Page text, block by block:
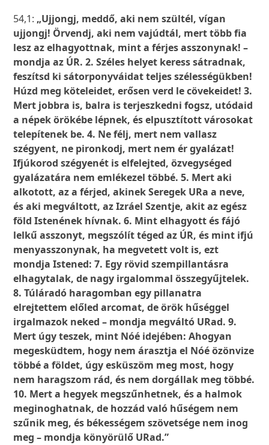
54,1: „Ujjongj, meddő, aki nem szültél, vígan
ujjongj! Örvendj, aki nem vajúdtál, mert több fia
lesz az elhagyottnak, mint a férjes asszonynak! –
mondja az ÚR. 2. Széles helyet keress sátradnak,
feszítsd ki sátorponyváidat teljes szélességükben!
Húzd meg köteleidet, erősen verd le cövekeidet! 3.
Mert jobbra is, balra is terjeszkedni fogsz, utódaid
a népek örökébe lépnek, és elpusztított városokat
telepítenek be. 4. Ne félj, mert nem vallasz
szégyent, ne pironkodj, mert nem ér gyalázat!
Ifjúkorod szégyenét is elfelejted, özvegységed
gyalázatára nem emlékezel többé. 5. Mert aki
alkotott, az a férjed, akinek Seregek URa a neve,
és aki megváltott, az Izráel Szentje, akit az egész
föld Istenének hívnak. 6. Mint elhagyott és fájó
lelkű asszonyt, megszólít téged az ÚR, és mint ifjú
menyasszonynak, ha megvetett volt is, ezt
mondja Istened: 7. Egy rövid szempillantásra
elhagytalak, de nagy irgalommal összegyűjtelek.
8. Túláradó haragomban egy pillanatra
elrejtettem előled arcomat, de örök hűséggel
irgalmazok neked – mondja megváltó URad. 9.
Mert úgy teszek, mint Nóé idejében: Ahogyan
megesküdtem, hogy nem árasztja el Nóé özönvize
többé a földet, úgy esküszöm meg most, hogy
nem haragszom rád, és nem dorgállak meg többé.
10. Mert a hegyek megszűnhetnek, és a halmok
meginoghatnak, de hozzád való hűségem nem
szűnik meg, és békességem szövetsége nem inog
meg – mondja könyörülő URad.”